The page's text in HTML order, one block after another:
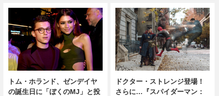
トム・ホランド、ゼンデイヤ
の誕生日に「ぼくのMJ」と投
ドクター・ストレンジ登場！
さらに…『スパイダーマン：